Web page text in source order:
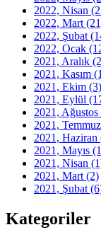
2022, Nisan
2022, Mart
2022, Şubat
2022, Ocak
2021, Aralık
2021, Kasım
2021, Ekim (3)
2021, Eylül
2021, Ağustos
2021, Temmuz
2021, Haziran
2021, Mayıs
2021, Nisan
2021, Mart (2)
2021, Şubat
Kategoriler